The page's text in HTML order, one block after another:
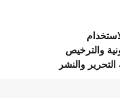
والترخيص
والنشر